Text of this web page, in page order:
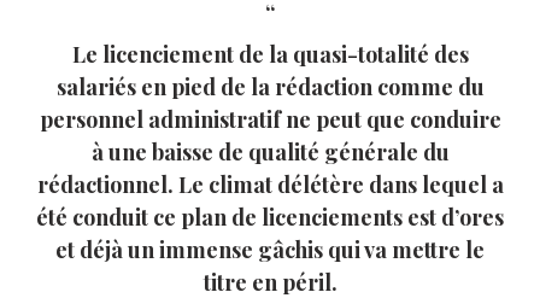
Le licenciement de la quasi-totalité des
salariés en pied de la rédaction comme du
personnel administratif ne peut que conduire
à une baisse de qualité générale du
rédactionnel. Le climat délétère dans lequel a
été conduit ce plan de licenciements est d’ores
et déjà un immense gâchis qui va mettre le
titre en péril.